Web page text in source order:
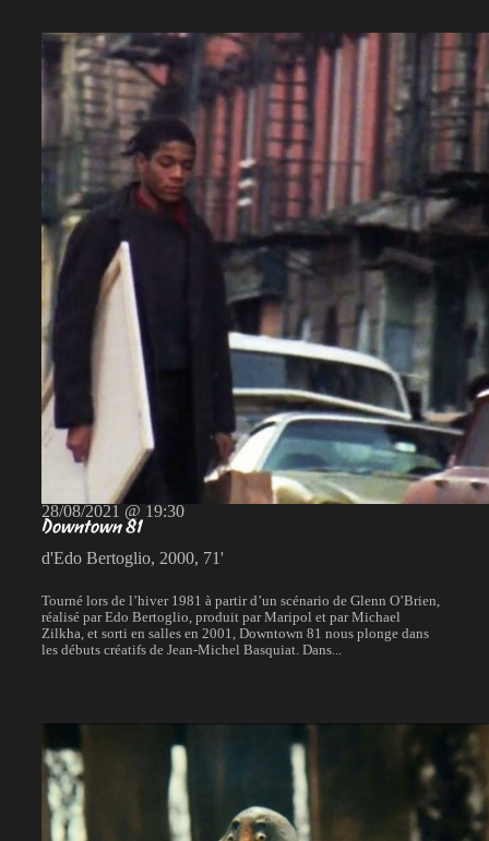
28/08/2021 @ 19:30
Downtown 81
d'Edo Bertoglio, 2000, 71'
Tourné lors de l’hiver 1981 à partir d’un scénario de Glenn O’Brien,
réalisé par Edo Bertoglio, produit par Maripol et par Michael
Zilkha, et sorti en salles en 2001, Downtown 81 nous plonge dans
les débuts créatifs de Jean-Michel Basquiat. Dans...